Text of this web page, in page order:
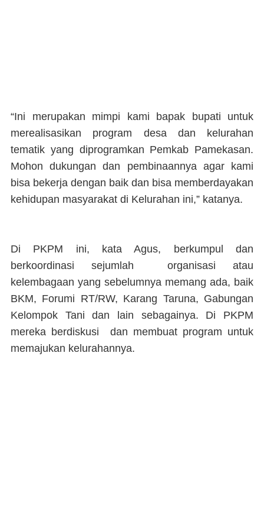
“Ini merupakan mimpi kami bapak bupati untuk
merealisasikan program desa dan kelurahan
tematik yang diprogramkan Pemkab Pamekasan.
Mohon dukungan dan pembinaannya agar kami
bisa bekerja dengan baik dan bisa memberdayakan
kehidupan masyarakat di Kelurahan ini,” katanya.
Di PKPM ini, kata Agus, berkumpul dan
berkoordinasi sejumlah organisasi atau
kelembagaan yang sebelumnya memang ada, baik
BKM, Forumi RT/RW, Karang Taruna, Gabungan
Kelompok Tani dan lain sebagainya. Di PKPM
mereka berdiskusi dan membuat program untuk
memajukan kelurahannya.